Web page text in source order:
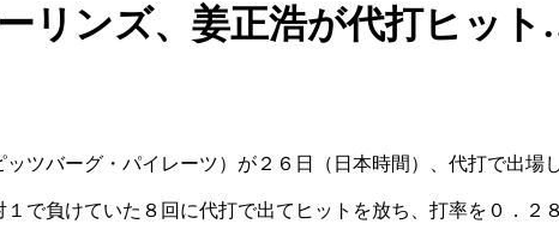
リンズ、姜正浩が代打ヒッ
ツバーグ・パイレーツ）が２６日（日本時間）、代打で出場
で負けていた８回に代打で出てヒットを放ち、打率を０．２